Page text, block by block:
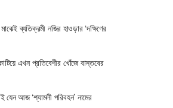
ব্যতিক্রমী নজির হাওড়ার ‘দক্ষিণের
এখন প্রতিবেশীর খোঁজে বাস্তবের
যেন আজ ‘শ্যামলী পরিবহন’ নামের